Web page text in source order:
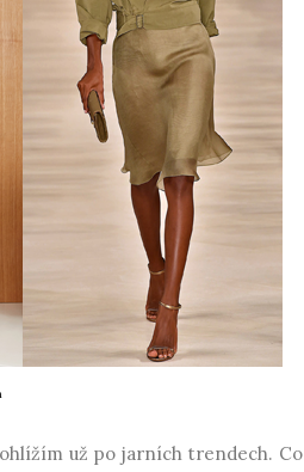
už po jarních trendech. Co